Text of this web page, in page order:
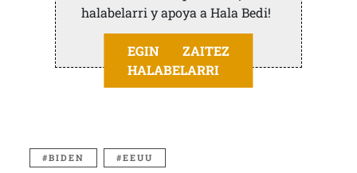
halabelarri y apoya a Hala Bedi!
EGIN ZAITEZ
HALABELARRI
BIDEN EEUU